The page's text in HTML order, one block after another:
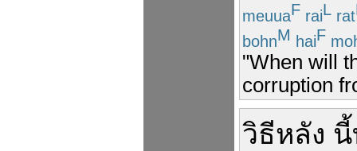
meuuaF raiL rat
bohnM haiF
"When will
corruption
วิธีหลัง นี้